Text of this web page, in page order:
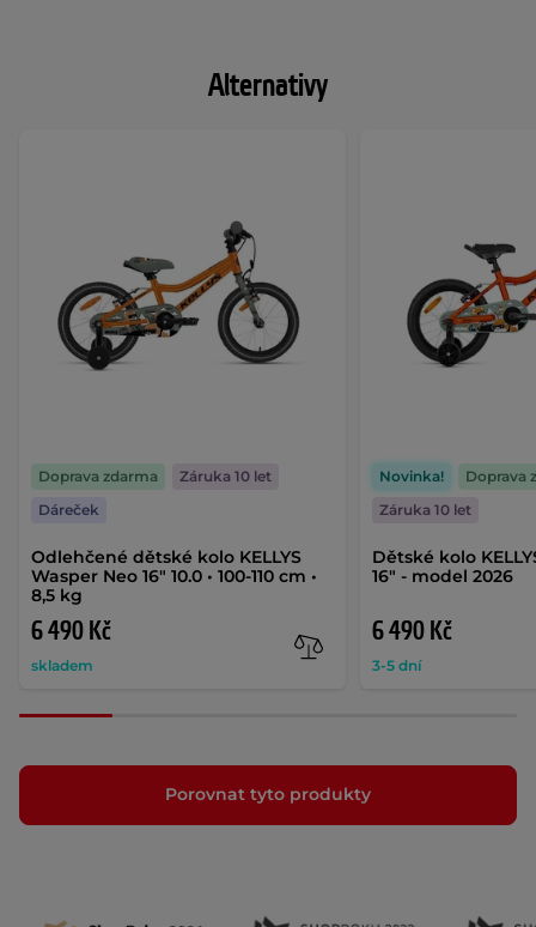
Alternativy
Odlehčené dětské kolo KELLYS
Wasper Neo 16" 10.0 • 100-110 cm •
8,5 kg
6 490 Kč
skladem
Doprava zdarma
Záruka 10 let
Dáreček
Dětské kolo
16" - model 2026
6 490 Kč
3-5 dní
Novinka!
Doprava
Záruka 10 let
Porovnat tyto produkty